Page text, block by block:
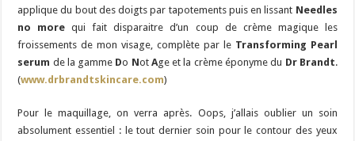
applique du bout des doigts par tapotements puis en lissant Needles
no morequi fait disparaitre d’un coup de crème magique les
froissements de mon visage, complète par le Transforming Pearl
serum de la gamme Do Not Age et la crème éponyme du Dr Brandt.
(www.drbrandtskincare.com)
Pour le maquillage, on verra après. Oops, j’allais oublier un soin
absolument essentiel : le tout dernier soin pour le contour des yeux